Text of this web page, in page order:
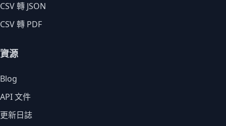
CSV 轉 JSON
CSV 轉 PDF
資源
Blog
API 文件
更新日誌